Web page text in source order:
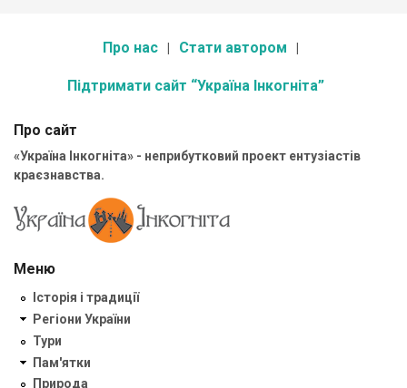
Про нас Стати автором
Підтримати сайт “Україна Інкогніта”
Про сайт
«Україна Інкогніта» - неприбутковий проект ентузіастів
краєзнавства.
Меню
Історія і традиції
Регіони України
Тури
Пам'ятки
Природа